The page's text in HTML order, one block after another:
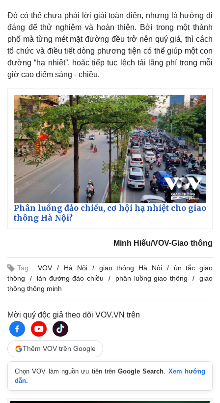
Đó có thể chưa phải lời giải toàn diện, nhưng là hướng đi
đáng để thử nghiệm và hoàn thiện. Bởi trong một thành
phố mà từng mét mặt đường đều trở nên quý giá, thì cách
tổ chức và điều tiết dòng phương tiện có thể giúp một con
đường “hạ nhiệt”, hoặc tiếp tục lệch tải lãng phí trong mỗi
giờ cao điểm sáng - chiều.
Phân luồng đảo chiều, cơ hội hạ nhiệt cho giao
thông Hà Nội?
Minh Hiếu/VOV-Giao thông
Tag: VOV Hà Nội giao thông Hà Nội
ùn tắc giao
thông
làn đường đảo chiều phân luồng giao thông
giao
thông thông minh
Mời quý độc giả theo dõi VOV.VN trên
Thêm VOV trên Google
Chọn VOV làm nguồn ưu tiên trênGoogle Search. Xem hướng
dẫn.